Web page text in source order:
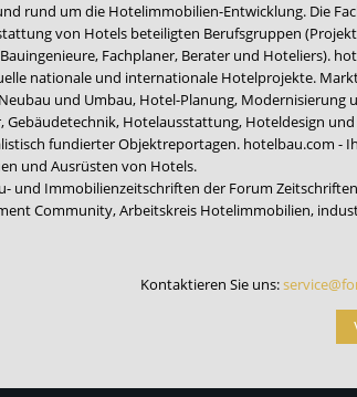
rund um die Hotelimmobilien-Entwicklung. Die
von Hotels beteiligten Berufsgruppen
Fachplaner, Berater und Hoteliers).
nationale und internationale Hotelprojekte.
und Umbau, Hotel-Planung, Modernisierung
Hotelausstattung, Hoteldesign
fundierter Objektreportagen. hotelbau.com -
und Ausrüsten von Hotels.
und Immobilienzeitschriften der Forum
Community,Arbeitskreis Hotelimmobilien,
Kontaktieren Sie uns: